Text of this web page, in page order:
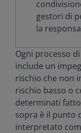
gestori di
la
Ogni processo
include un
rischio che non
rischio basso o
determinati
sopra è il punto
interpretato